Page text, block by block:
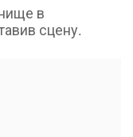
в
сцену.